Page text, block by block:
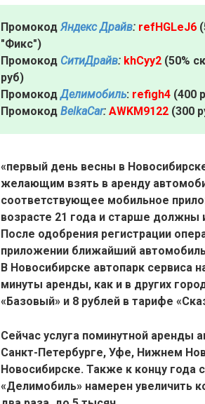
ПромокодЯндекс Драйв: refHGLeJ6
"Фикс")
Промокод СитиДрайв: khCyy2 (50%
руб)
ПромокодДелимобиль: refigh4 (400
Промокод BelkaCar: AWKM9122 (300
«первый день весны в
желающим взять в аренду
соответствующее мобильное
возрасте 21 года и старше
После одобрения регистрации
приложении ближайший
В Новосибирске автопарк сервиса
минуты аренды, как и в других
«Базовый» и 8 рублей в тарифе
Сейчас услуга поминутной аренды
Санкт-Петербурге, Уфе, Нижнем
Новосибирске. Также к концу года
«Делимобиль» намерен увеличить